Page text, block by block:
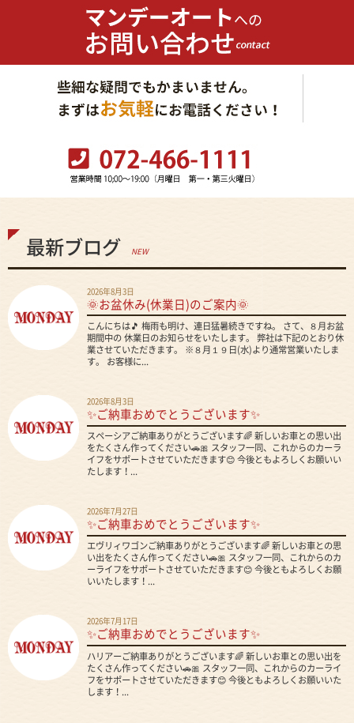
最新ブログ NEW
2026年8月3日
🌞お盆休み(休業日)のご案内🌞
こんにちは🎵 梅雨も明け、連日猛暑続きですね。 さて、８月お盆
期間中の 休業日のお知らせをいたします。 弊社は下記のとおり休
業させていただきます。 ※８月１９日(水)より通常営業いたしま
す。 お客様に...
2026年8月3日
✨ご納車おめでとうございます✨
スペーシアご納車ありがとうございます🌈 新しいお車との思い出
をたくさん作ってください🚗🎀 スタッフ一同、これからのカーラ
イフをサポートさせていただきます😊 今後ともよろしくお願いい
たします！...
2026年7月27日
✨ご納車おめでとうございます✨
エヴリィワゴンご納車ありがとうございます🌈 新しいお車との思
い出をたくさん作ってください🚗🎀 スタッフ一同、これからのカ
ーライフをサポートさせていただきます😊 今後ともよろしくお願
いいたします！...
2026年7月17日
✨ご納車おめでとうございます✨
ハリアーご納車ありがとうございます🌈 新しいお車との思い出を
たくさん作ってください🚗🎀 スタッフ一同、これからのカーライ
フをサポートさせていただきます😊 今後ともよろしくお願いいた
します！...